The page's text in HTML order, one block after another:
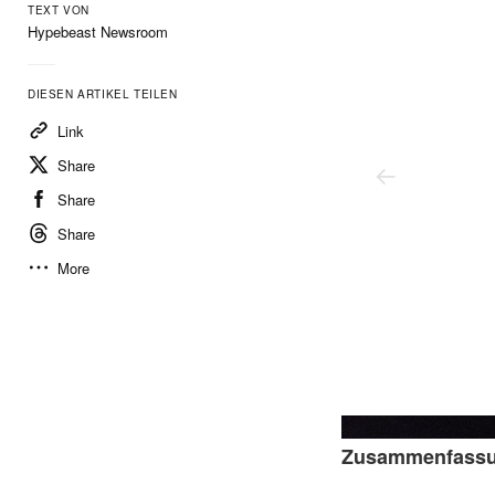
TEXT VON
Hypebeast Newsroom
DIESEN ARTIKEL TEILEN
Link
Share
Share
Share
More